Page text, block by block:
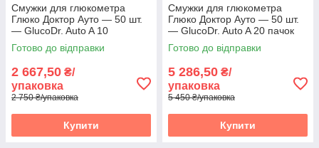
Смужки для глюкометра
Глюко Доктор Ауто — 50 шт.
— GlucoDr. Auto A 10
паковань
Готово до відправки
2 667,50 ₴/
упаковка
2 750 ₴/упаковка
Купити
Смужки для глюкометра
Глюко Доктор Ауто — 50 шт.
— GlucoDr. Auto A 20 пачок
Готово до відправки
5 286,50 ₴/
упаковка
5 450 ₴/упаковка
Купити